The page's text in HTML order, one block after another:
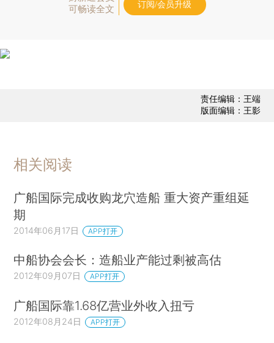
可畅读全文
订阅/会员升级
责任编辑：王端
版面编辑：王影
相关阅读
广船国际完成收购龙穴造船 重大资产重组延
期
2014年06月17日 APP打开
中船协会会长：造船业产能过剩被高估
2012年09月07日 APP打开
广船国际靠1.68亿营业外收入扭亏
2012年08月24日 APP打开